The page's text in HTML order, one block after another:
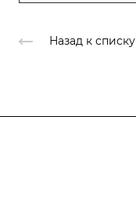
Назад к списку